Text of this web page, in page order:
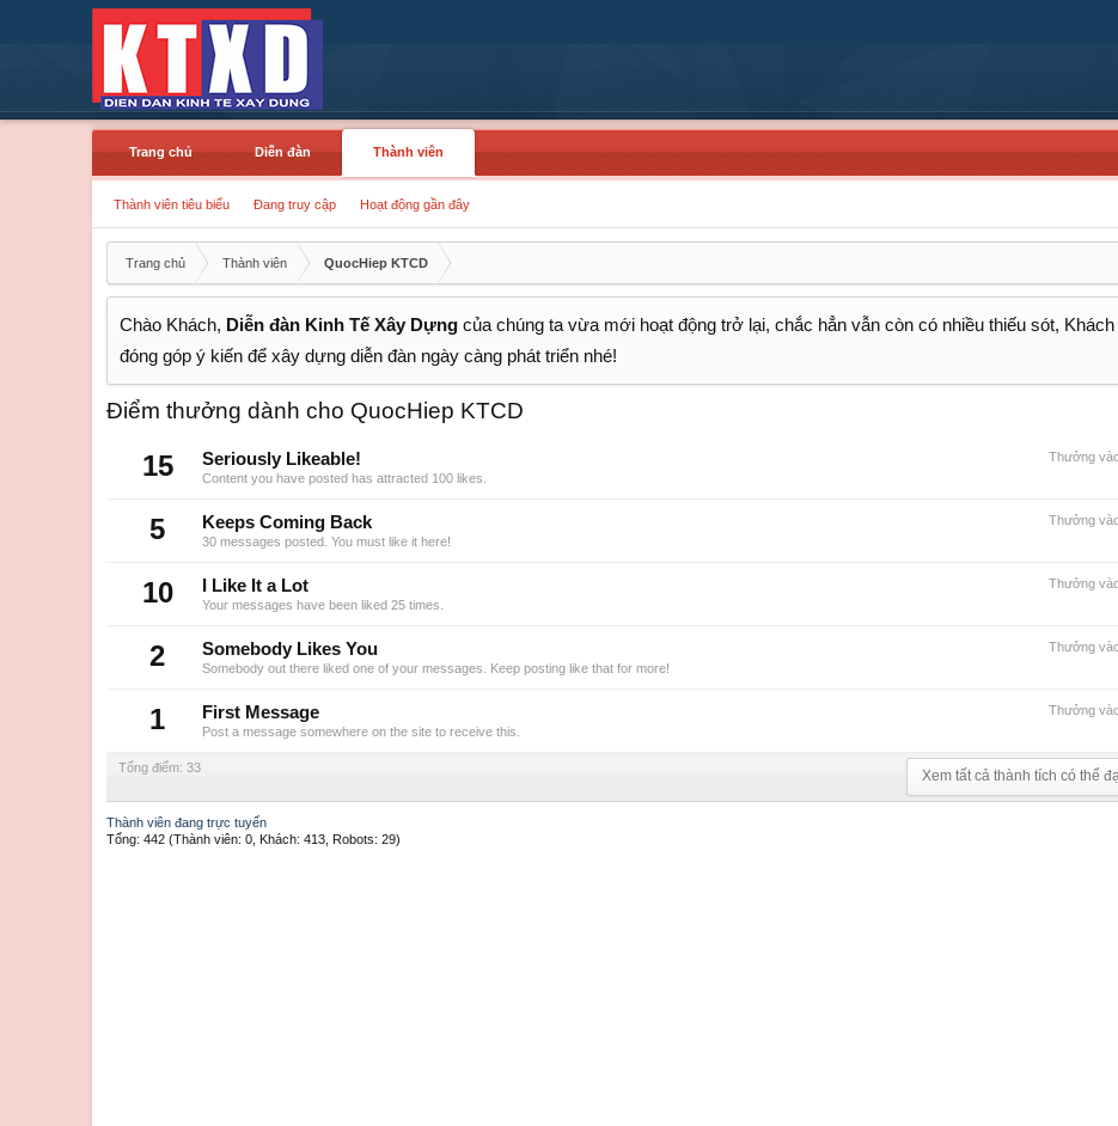
Trang chủ
Diễn đàn Thành viên
Thành viên tiêu biểu Đang truy cập Hoạt động gần đây
Trang chủ Thành viên QuocHiep KTCD
Chào Khách, Diễn đàn Kinh Tế Xây Dựng của chúng ta vừa mới hoạt động trở lại, chắc hẳn vẫn còn có nhiều thiếu sót,
đóng góp ý kiến để xây dựng diễn đàn ngày càng phát triển nhé!
Điểm thưởng dành cho QuocHiep KTCD
15 Thưởng
Seriously Likeable!
Content you have posted has attracted 100 likes.
5 Thưởng
Keeps Coming Back
30 messages posted. You must like it here!
10 Thưởng
I Like It a Lot
Your messages have been liked 25 times.
2 Thưởng
Somebody Likes You
Somebody out there liked one of your messages. Keep posting like that for more!
1 Thưởng
First Message
Post a message somewhere on the site to receive this.
Tổng điểm: 33 Xem tất cả thành tích có thể
Thành viên đang trực tuyến
Tổng: 442 (Thành viên: 0, Khách: 413, Robots: 29)